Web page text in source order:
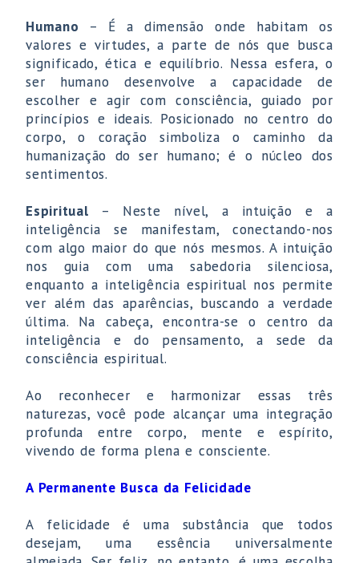
Humano – É a dimensão onde habitam os
valores e virtudes, a parte de nós que busca
significado, ética e equilíbrio. Nessa esfera, o
ser humano desenvolve a capacidade de
escolher e agir com consciência, guiado por
princípios e ideais. Posicionado no centro do
corpo, o coração simboliza o caminho da
humanização do ser humano; é o núcleo dos
sentimentos.
Espiritual – Neste nível, a intuição e a
inteligência se manifestam, conectando-nos
com algo maior do que nós mesmos. A intuição
nos guia com uma sabedoria silenciosa,
enquanto a inteligência espiritual nos permite
ver além das aparências, buscando a verdade
última. Na cabeça, encontra-se o centro da
inteligência e do pensamento, a sede da
consciência espiritual.
Ao reconhecer e harmonizar essas três
naturezas, você pode alcançar uma integração
profunda entre corpo, mente e espírito,
vivendo de forma plena e consciente.
A Permanente Busca da Felicidade
A felicidade é uma substância que todos
desejam, uma essência universalmente